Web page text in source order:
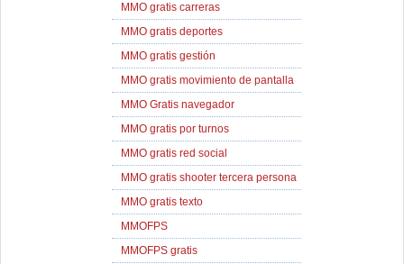
MMO gratis carreras
MMO gratis deportes
MMO gratis gestión
MMO gratis movimiento de pantalla
MMO Gratis navegador
MMO gratis por turnos
MMO gratis red social
MMO gratis shooter tercera persona
MMO gratis texto
MMOFPS
MMOFPS gratis